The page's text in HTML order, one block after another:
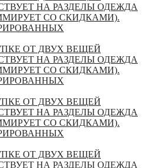
НА РАЗДЕЛЫ ОДЕЖДА
СО СКИДКАМИ).
ОТ ДВУХ ВЕЩЕЙ
НА РАЗДЕЛЫ ОДЕЖДА
СО СКИДКАМИ).
ОТ ДВУХ ВЕЩЕЙ
НА РАЗДЕЛЫ ОДЕЖДА
СО СКИДКАМИ).
ОТ ДВУХ ВЕЩЕЙ
НА РАЗДЕЛЫ ОДЕЖДА